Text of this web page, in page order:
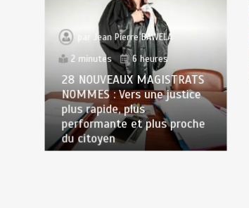
Jean Pierre BAWELA
2 minutes
6 heures
28 NOUVEAUX MAGISTRATS
NOMMES : Vers une justice
plus rapide, plus
performante et plus proche
du citoyen